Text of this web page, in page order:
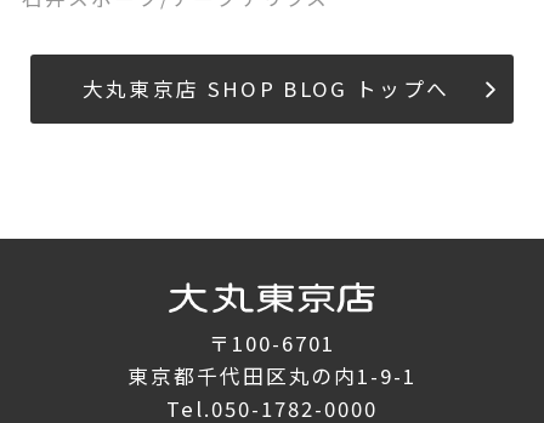
大丸東京店 SHOP BLOG トップへ
〒100-6701
東京都千代田区丸の内1-9-1
Tel.050-1782-0000